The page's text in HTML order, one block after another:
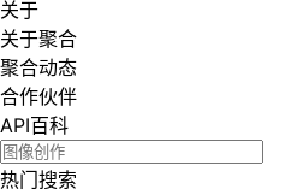
关于
关于聚合
聚合动态
合作伙伴
API百科
热门搜索